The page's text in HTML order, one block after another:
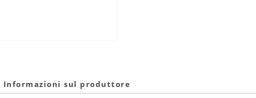
Informazioni sul produttore